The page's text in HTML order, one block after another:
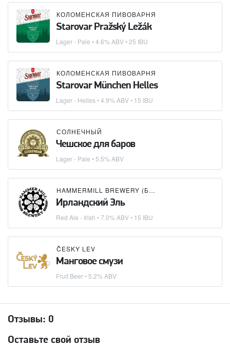
КОЛОМЕНСКАЯ ПИВОВАРНЯ
Starovar Pražský Ležák
Lager - Pale • 4.6% ABV • 25 IBU
КОЛОМЕНСКАЯ ПИВОВАРНЯ
Starovar München Helles
Lager - Helles• 4.9% ABV • 15 IBU
СОЛНЕЧНЫЙ
Чешское для баров
Lager - Pale • 5.5% ABV
HAMMERMILL BREWERY (БУТЛЕГЕР)
Ирландский Эль
Red Ale - Irish • 7.0% ABV • 15 IBU
ČESKY LEV
Манговое смузи
Fruit Beer• 5.2% ABV
Отзывы: 0
Оставьте свой отзыв